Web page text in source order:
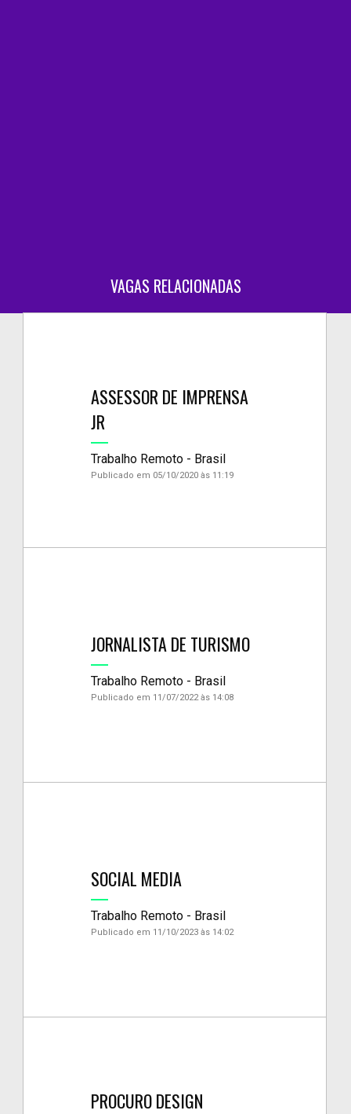
VAGAS RELACIONADAS
ASSESSOR DE IMPRENSA
JR
Trabalho Remoto - Brasil
Publicado em 05/10/2020 às 11:19
JORNALISTA DE TURISMO
Trabalho Remoto - Brasil
Publicado em 11/07/2022 às 14:08
SOCIAL MEDIA
Trabalho Remoto - Brasil
Publicado em 11/10/2023 às 14:02
PROCURO DESIGN